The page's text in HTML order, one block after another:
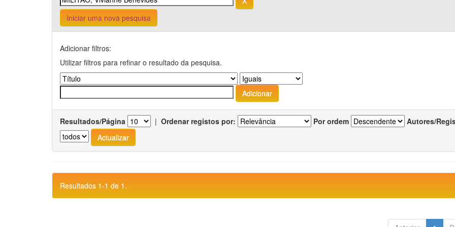
Iniciar uma nova pesquisa
Adicionar filtros:
Utilizar filtros para refinar o resultado da pesquisa.
Resultados/Página | Ordenar registos por: Por ordem Autores/
Resultados 1-1 de 1.